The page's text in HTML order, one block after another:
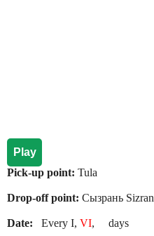
Play
Pick-up point: Tula
Drop-off point: Сызрань Sizran
Date: Every I, VI, days